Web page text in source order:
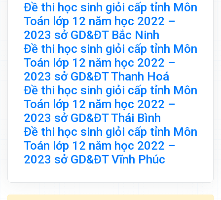
Đề thi học sinh giỏi cấp tỉnh Môn
Toán lớp 12 năm học 2022 –
2023 sở GD&ĐT Bắc Ninh
Đề thi học sinh giỏi cấp tỉnh Môn
Toán lớp 12 năm học 2022 –
2023 sở GD&ĐT Thanh Hoá
Đề thi học sinh giỏi cấp tỉnh Môn
Toán lớp 12 năm học 2022 –
2023 sở GD&ĐT Thái Bình
Đề thi học sinh giỏi cấp tỉnh Môn
Toán lớp 12 năm học 2022 –
2023 sở GD&ĐT Vĩnh Phúc